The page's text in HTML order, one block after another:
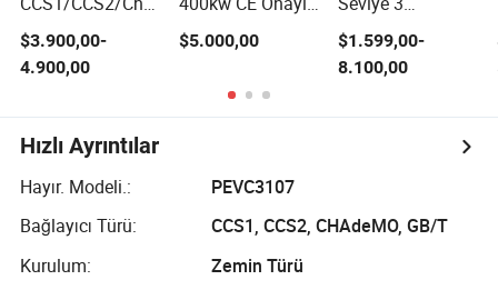
60/120/180/240kw
Modül DC
Şarj İstasyonu
Hızlı Elektrikli
Araç/Araba
Güneş Enerjisi İle
Şarj İstasyonu
$3.900,00-
4.900,00
Hızlı Şarj
Çözümü CCS
Chademo
$5.000,00
Elektrikli Araç
Şarj İstasyonu
İstasyonu
$1.599,00-
8.100,00
Hızlı Ayrıntılar
Hayır. Modeli.:
PEVC3107
Bağlayıcı Türü:
CCS1, CCS2, CHAdeMO, GB/T
Kurulum:
Zemin Türü